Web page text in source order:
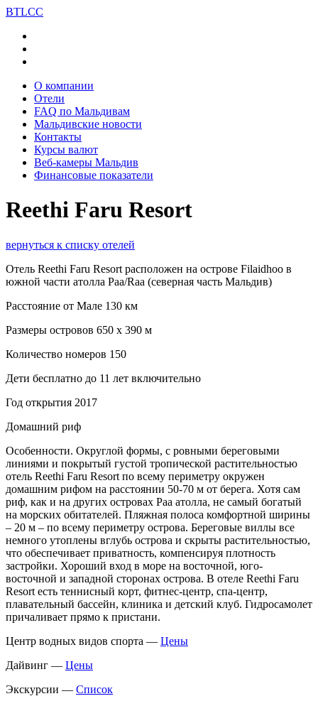
BTLCC
О компании
Отели
FAQ по Мальдивам
Мальдивские новости
Контакты
Курсы валют
Веб-камеры Мальдив
Финансовые показатели
Reethi Faru Resort
вернуться к списку отелей
Отель Reethi Faru Resort расположен на острове Filaidhoo в
южной части атолла Раа/Raa (северная часть Мальдив)
Расстояние от Мале 130 км
Размеры островов 650 х 390 м
Количество номеров 150
Дети бесплатно до 11 лет включительно
Год открытия 2017
Домашний риф
Особенности. Округлой формы, с ровными береговыми
линиями и покрытый густой тропической растительностью
отель Reethi Faru Resort по всему периметру окружен
домашним рифом на расстоянии 50-70 м от берега. Хотя сам
риф, как и на других островах Раа атолла, не самый богатый
на морских обитателей. Пляжная полоса комфортной ширины
– 20 м – по всему периметру острова. Береговые виллы все
немного утоплены вглубь острова и скрыты растительностью,
что обеспечивает приватность, компенсируя плотность
застройки. Хороший вход в море на восточной, юго-
восточной и западной сторонах острова. В отеле Reethi Faru
Resort есть теннисный корт, фитнес-центр, спа-центр,
плавательный бассейн, клиника и детский клуб. Гидросамолет
причаливает прямо к пристани.
Центр водных видов спорта — Цены
Дайвинг — Цены
Экскурсии — Список